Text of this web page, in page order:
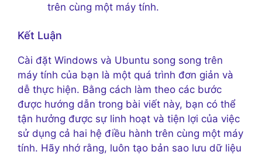
trên cùng một máy tính.
Kết Luận
Cài đặt Windows và Ubuntu song song trên
máy tính của bạn là một quá trình đơn giản và
dễ thực hiện. Bằng cách làm theo các bước
được hướng dẫn trong bài viết này, bạn có thể
tận hưởng được sự linh hoạt và tiện lợi của việc
sử dụng cả hai hệ điều hành trên cùng một máy
tính. Hãy nhớ rằng, luôn tạo bản sao lưu dữ liệu